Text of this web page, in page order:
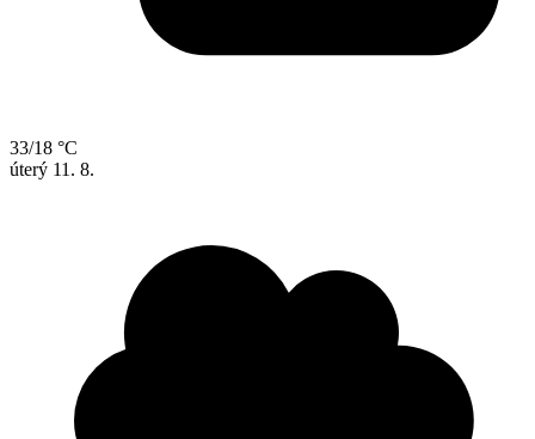
33/18 °C
úterý 11. 8.